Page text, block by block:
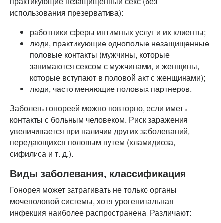
использования презерватива):
работники сферы интимных услуг и их клиенты;
люди, практикующие однополые незащищенные
половые контакты (мужчины, которые
занимаются сексом с мужчинами, и женщины,
которые вступают в половой акт с женщинами);
люди, часто меняющие половых партнеров.
Заболеть гонореей можно повторно, если иметь
контакты с больным человеком. Риск заражения
увеличивается при наличии других заболеваний,
передающихся половым путем (хламидиоза,
сифилиса и т. д.).
Виды заболевания, классификация
Гонорея может затрагивать не только органы
мочеполовой системы, хотя урогенитальная
инфекция наиболее распространена. Различают: